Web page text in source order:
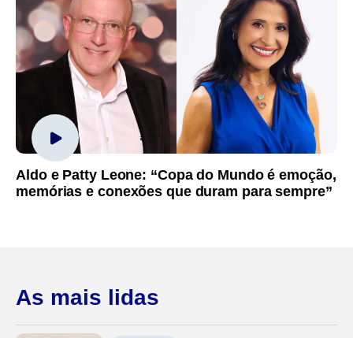
Aldo e Patty Leone: “Copa do Mundo é emoção,
memórias e conexões que duram para sempre”
As mais lidas